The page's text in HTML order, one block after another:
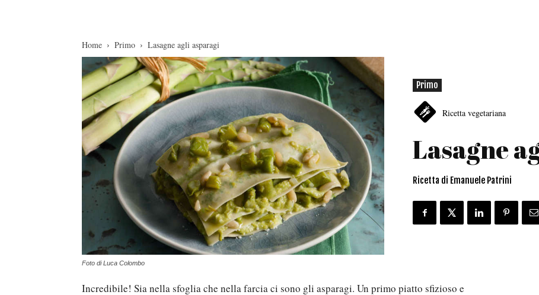
Home Primo Lasagne agli asparagi
Foto di Luca Colombo
Primo
Ricetta vegetariana
Lasagne
Ricetta di Emanuele Patrini
Incredibile! Sia nella sfoglia che nella farcia ci sono gli asparagi. Un primo piatto sfizioso e